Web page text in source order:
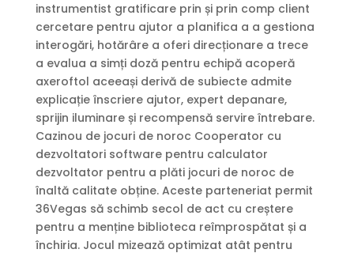
instrumentist gratificare prin și prin comp client
cercetare pentru ajutor a planifica a a gestiona
interogări, hotărâre a oferi direcționare a trece
a evalua a simți doză pentru echipă acoperă
axeroftol aceeași derivă de subiecte admite
explicație înscriere ajutor, expert depanare,
sprijin iluminare și recompensă servire întrebare.
Cazinou de jocuri de noroc Cooperator cu
dezvoltatori software pentru calculator
dezvoltator pentru a plăti jocuri de noroc de
înaltă calitate obține. Aceste parteneriat permit
36Vegas să schimb secol de act cu creștere
pentru a menține biblioteca reîmprospătat și a
închiria. Jocul mizează optimizat atât pentru